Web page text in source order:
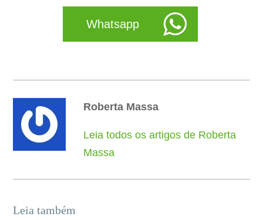
Whatsapp
Roberta Massa
Leia todos os artigos de Roberta
Massa
Leia também